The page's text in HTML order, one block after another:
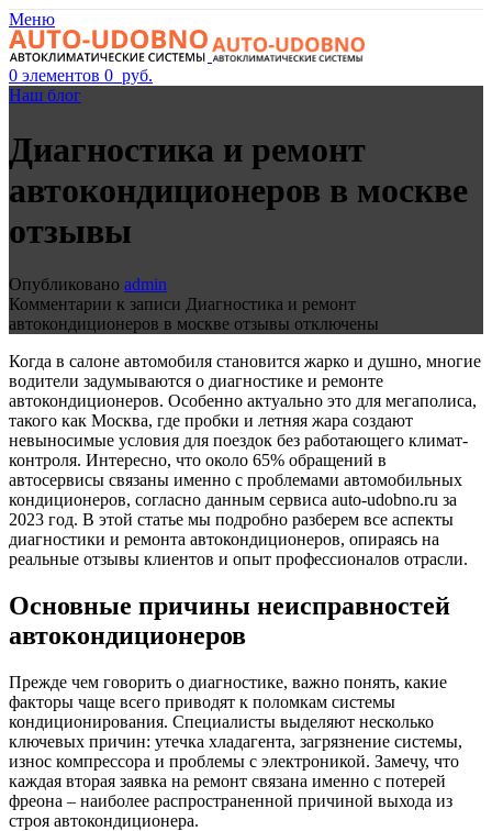
Меню
0 элементов 0 руб.
Наш блог
Диагностика и ремонт
автокондиционеров в москве
отзывы
Опубликовано admin
Комментарии к записи Диагностика и ремонт
автокондиционеров в москве отзывы отключены
Когда в салоне автомобиля становится жарко и душно, многие
водители задумываются о диагностике и ремонте
автокондиционеров. Особенно актуально это для мегаполиса,
такого как Москва, где пробки и летняя жара создают
невыносимые условия для поездок без работающего климат-
контроля. Интересно, что около 65% обращений в
автосервисы связаны именно с проблемами автомобильных
кондиционеров, согласно данным сервиса auto-udobno.ru за
2023 год. В этой статье мы подробно разберем все аспекты
диагностики и ремонта автокондиционеров, опираясь на
реальные отзывы клиентов и опыт профессионалов отрасли.
Основные причины неисправностей
автокондиционеров
Прежде чем говорить о диагностике, важно понять, какие
факторы чаще всего приводят к поломкам системы
кондиционирования. Специалисты выделяют несколько
ключевых причин: утечка хладагента, загрязнение системы,
износ компрессора и проблемы с электроникой. Замечу, что
каждая вторая заявка на ремонт связана именно с потерей
фреона – наиболее распространенной причиной выхода из
строя автокондиционера.